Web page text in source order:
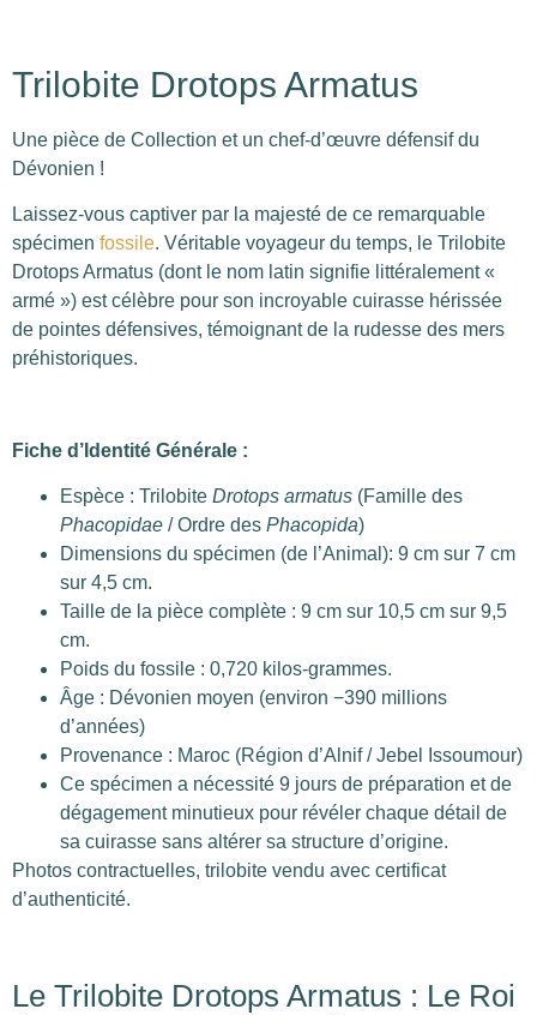
Trilobite Drotops Armatus
Une pièce de Collection et un chef-d’œuvre défensif du
Dévonien !
Laissez-vous captiver par la majesté de ce remarquable
spécimen fossile. Véritable voyageur du temps, le Trilobite
Drotops Armatus (dont le nom latin signifie littéralement «
armé ») est célèbre pour son incroyable cuirasse hérissée
de pointes défensives, témoignant de la rudesse des mers
préhistoriques.
Fiche d’Identité Générale :
Espèce : Trilobite Drotops armatus (Famille des
Phacopidae / Ordre des Phacopida)
Dimensions du spécimen (de l’Animal): 9 cm sur 7 cm
sur 4,5 cm.
Taille de la pièce complète : 9 cm sur 10,5 cm sur 9,5
cm.
Poids du fossile : 0,720 kilos-grammes.
Âge : Dévonien moyen (environ −390 millions
d’années)
Provenance : Maroc (Région d’Alnif / Jebel Issoumour)
Ce spécimen a nécessité 9 jours de préparation et de
dégagement minutieux pour révéler chaque détail de
sa cuirasse sans altérer sa structure d’origine.
Photos contractuelles, trilobite vendu avec certificat
d’authenticité.
Le Trilobite Drotops Armatus : Le Roi